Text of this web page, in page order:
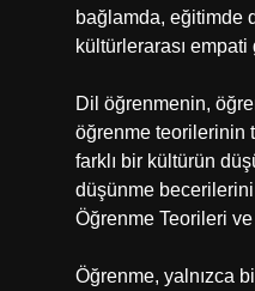
bağlamda, eğitimde
kültürlerarası empati
Dil öğrenmenin,
öğrenme teorilerinin
farklı bir kültürün
düşünme
Öğrenme Teorileri
Öğrenme, yalnızca